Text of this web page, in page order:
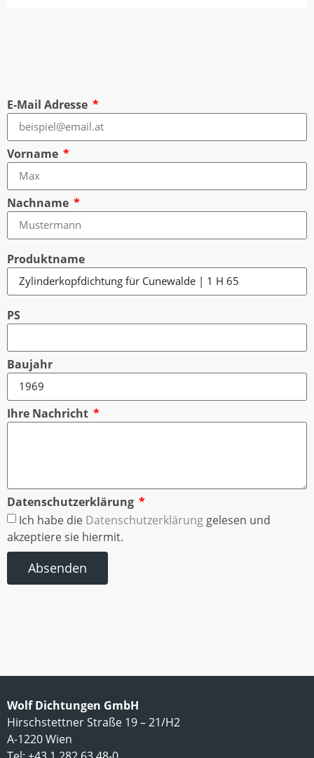
E-Mail Adresse
Vorname
Nachname
Produktname
PS
Baujahr
Ihre Nachricht
Datenschutzerklärung
Ich habe die Datenschutzerklärung gelesen und
akzeptiere sie hiermit.
Absenden
Wolf Dichtungen GmbH
Hirschstettner Straße 19 – 21/H2
A-1220 Wien